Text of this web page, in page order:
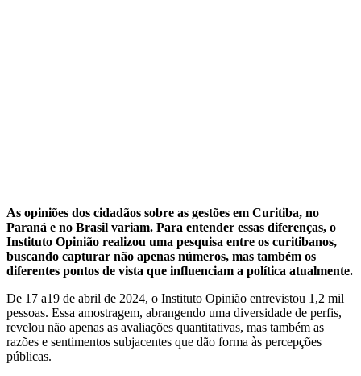
As opiniões dos cidadãos sobre as gestões em Curitiba, no
Paraná e no Brasil variam. Para entender essas diferenças, o
Instituto Opinião realizou uma pesquisa entre os curitibanos,
buscando capturar não apenas números, mas também os
diferentes pontos de vista que influenciam a política atualmente.
De 17 a19 de abril de 2024, o Instituto Opinião entrevistou 1,2 mil
pessoas. Essa amostragem, abrangendo uma diversidade de perfis,
revelou não apenas as avaliações quantitativas, mas também as
razões e sentimentos subjacentes que dão forma às percepções
públicas.